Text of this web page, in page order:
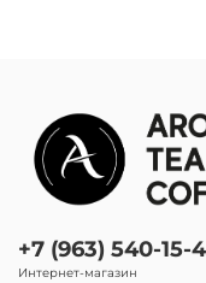
от светло-жёлтого
В чем заваривать
френч-пресс;
чайник; сифон
+7 (963) 540-15-
Интернет-магазин